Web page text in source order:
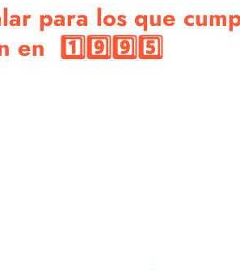
para los que
en 1️⃣9️⃣9️⃣5️⃣